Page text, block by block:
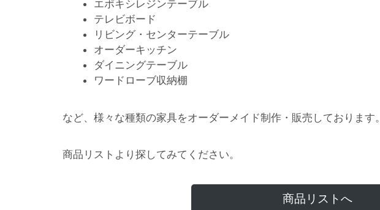
エポキシレジンテーブル
テレビボード
リビング・センターテーブル
オーダーキッチン
ダイニングテーブル
ワードローブ収納棚
など、様々な種類の家具をオーダーメイド制作・販売しております。
商品リストより探してみてください。
商品リストへ